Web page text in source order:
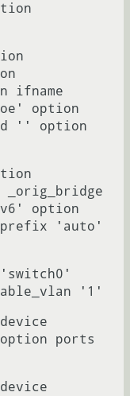
ifname
option
'' option
_orig_bridge
option
'auto'
'1'
ports